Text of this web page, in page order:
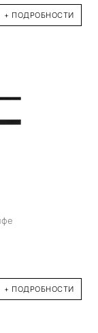
+ ПОДРОБНОСТИ
+ ПОДРОБНОСТИ